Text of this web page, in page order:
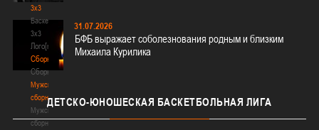
3х3
Баскетбол
3х3
Лого[modid=121]
Сборные
Сборные
Мужские
сборные
Мужские
сборные
31.07.2026
БФБ выражает соболезнования родным и близким
Михаила Курилика
ДЕТСКО-ЮНОШЕСКАЯ БАСКЕТБОЛЬНАЯ ЛИГА